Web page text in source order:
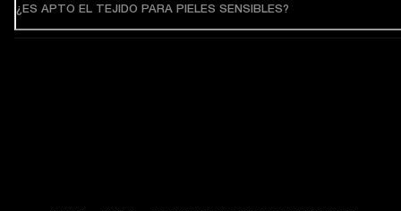
¿ES APTO EL TEJIDO PARA PIELES SENSIBLES?